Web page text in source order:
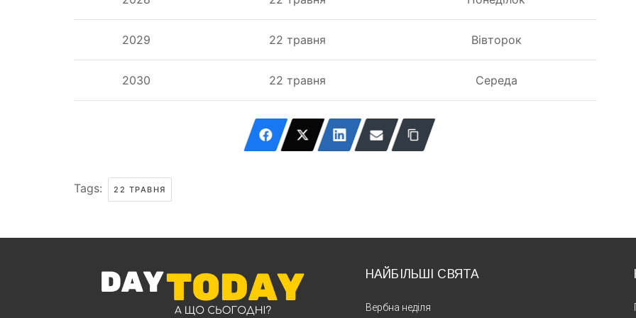
2029 22 травня Вівторок
2030 22 травня Середа
Tags: 22 ТРАВНЯ
НАЙБІЛЬШІ СВЯТА
Вербна неділя